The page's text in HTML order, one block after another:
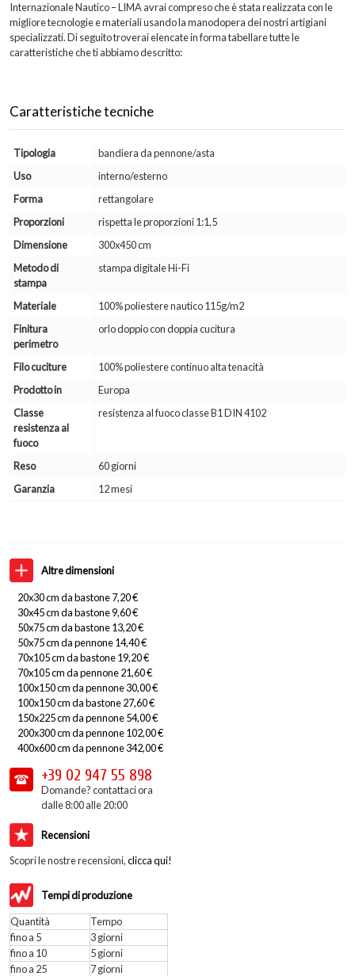
Altre dimensioni
20x30 cm da bastone 7,20 €
30x45 cm da bastone 9,60 €
50x75 cm da bastone 13,20 €
50x75 cm da pennone 14,40 €
70x105 cm da bastone 19,20 €
70x105 cm da pennone 21,60 €
100x150 cm da pennone 30,00 €
100x150 cm da bastone 27,60 €
150x225 cm da pennone 54,00 €
200x300 cm da pennone 102,00 €
400x600 cm da pennone 342,00 €
+39 02 947 55 898
Domande? contattaci ora
dalle 8:00 alle 20:00
Recensioni
Scopri le nostre recensioni,clicca qui!
Tempi di produzione
Quantità
Tempo
fino a 5
3 giorni
fino a 10
5 giorni
fino a 25
7 giorni
Internazionale Nautico – LIMA avrai compreso che è stata realizzata con le
migliore tecnologie e materiali usando la manodopera dei nostri artigiani
specializzati. Di seguito troverai elencate in forma tabellare tutte le
caratteristiche che ti abbiamo descritto:
Caratteristiche tecniche
Tipologia
bandiera da pennone/asta
Uso
interno/esterno
Forma
rettangolare
Proporzioni
rispetta le proporzioni 1:1,5
Dimensione
300x450 cm
Metodo di
stampa
stampa digitale Hi-Fi
Materiale
100% poliestere nautico 115g/m2
Finitura
perimetro
orlo doppio con doppia cucitura
Filo cuciture
100% poliestere continuo alta tenacità
Prodotto in
Europa
Classe
resistenza al
fuoco
resistenza al fuoco classe B1 DIN 4102
Reso
60 giorni
Garanzia
12 mesi